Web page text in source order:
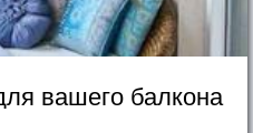
вашего балкона